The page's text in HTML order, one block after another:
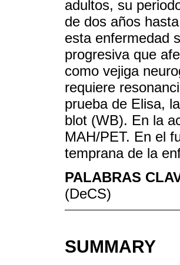
adultos, su
de dos años
esta enfermedad
progresiva que
como vejiga
requiere
prueba de Elisa,
blot (WB). En la
MAH/PET. En el
temprana de la
PALABRAS
(DeCS)
SUMMARY